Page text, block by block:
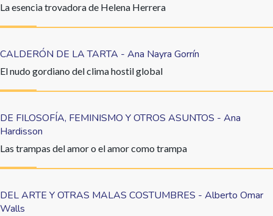
La esencia trovadora de Helena Herrera
CALDERÓN DE LA TARTA - Ana Nayra Gorrín
El nudo gordiano del clima hostil global
DE FILOSOFÍA, FEMINISMO Y OTROS ASUNTOS - Ana
Hardisson
Las trampas del amor o el amor como trampa
DEL ARTE Y OTRAS MALAS COSTUMBRES - Alberto Omar
Walls